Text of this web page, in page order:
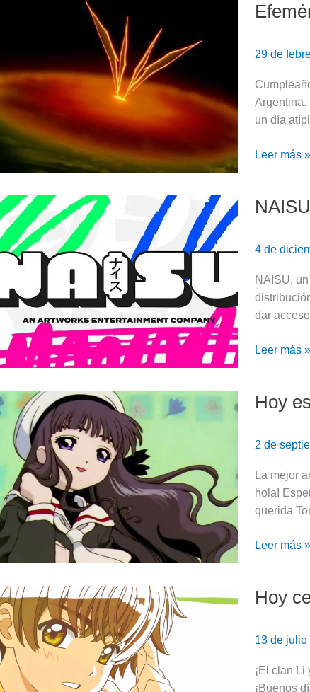
Captor
29 de
Argentina.
un día
anime
especial:
29
(AÑO
Leer más »
4 de
NAISU,
dar
NAISU
nuevo
servicio
gratuito
de
en
Leer más »
Hoy
2 de
La mejor
hola!
querida
Hoy
de
Tomoyo
Daidouji
Cardcaptor
Leer más »
Hoy
13 de julio
¡El clan
¡Buenos
Hoy
de
Shaoran Li